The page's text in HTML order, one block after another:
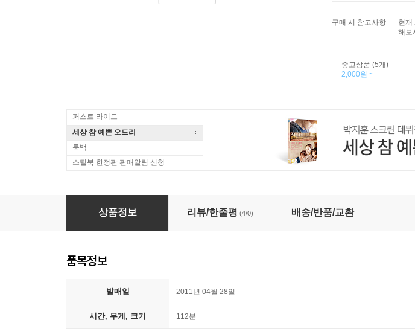
구매 시 참고사항
현재
해보
중고상품 (5개)
2,000원 ~
퍼스트 라이드
세상 참 예쁜 오드리
룩백
스틸북 한정판 판매알림 신청
불신지옥 (1disc)
상품정보 리뷰/한줄평 (4/0) 배송/반품/교환
품목정보
발매일 2011년 04월 28일
시간, 무게, 크기 112분